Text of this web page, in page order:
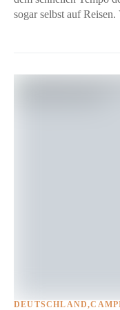
sogar selbst auf Reisen.
DEUTSCHLAND